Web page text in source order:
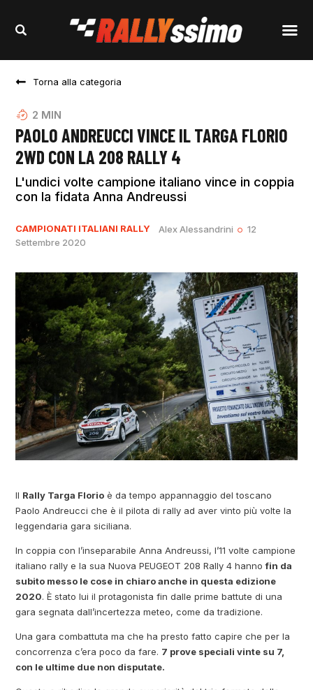
Torna alla categoria
2 MIN
PAOLO ANDREUCCI VINCE IL TARGA FLORIO
2WD CON LA 208 RALLY 4
L'undici volte campione italiano vince in coppia
con la fidata Anna Andreussi
CAMPIONATI ITALIANI RALLY Alex Alessandrini
12
Settembre 2020
Il Rally Targa Florio è da tempo appannaggio del toscano
Paolo Andreucci che è il pilota di rally ad aver vinto più volte la
leggendaria gara siciliana.
In coppia con l’inseparabile Anna Andreussi, l’11 volte campione
italiano rally e la sua Nuova PEUGEOT 208 Rally 4 hannofin da
subito messo le cose in chiaro anche in questa edizione
2020. È stato lui il protagonista fin dalle prime battute di una
gara segnata dall’incertezza meteo, come da tradizione.
Una gara combattuta ma che ha presto fatto capire che per la
concorrenza c’era poco da fare. 7 prove speciali vinte su 7,
con le ultime due non disputate.